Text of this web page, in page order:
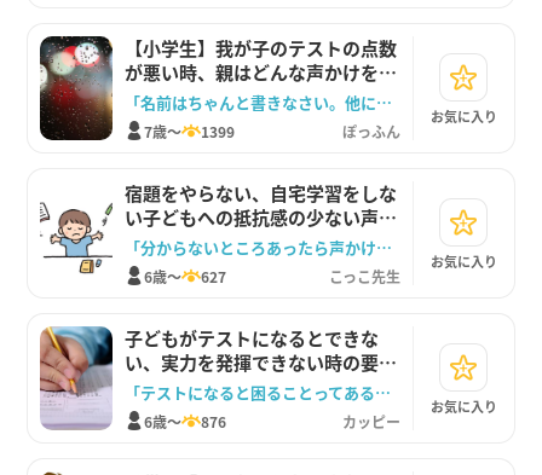
【小学生】我が子のテストの点数
が悪い時、親はどんな声かけをす
ればいい？
「名前はちゃんと書きなさい。他にも書けるところがあれば書いておこうね。」
7歳～ 1399 ぽっふん
お気に入り
宿題をやらない、自宅学習をしな
い子どもへの抵抗感の少ない声か
け法
「分からないところあったら声かけてね」
6歳～ 627 こっこ先生
お気に入り
子どもがテストになるとできな
い、実力を発揮できない時の要因
やサポート方法を紹介
「テストになると困ることってある？どんなこと？」
6歳～ 876 カッピー
お気に入り